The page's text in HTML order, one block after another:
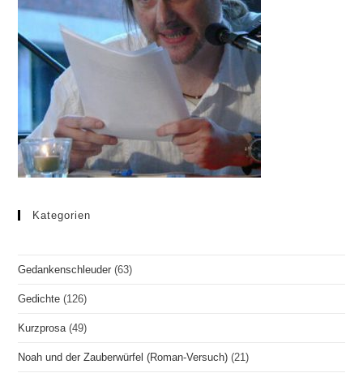
Kategorien
Gedankenschleuder (63)
Gedichte (126)
Kurzprosa (49)
Noah und der Zauberwürfel (Roman-Versuch) (21)